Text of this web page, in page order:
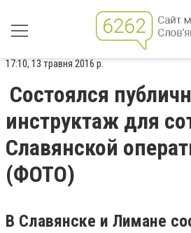
17:10, 13 травня 2016 р.
Состоялся
инструктаж для
Славянской
(ФОТО)
В Славянске и Лимане